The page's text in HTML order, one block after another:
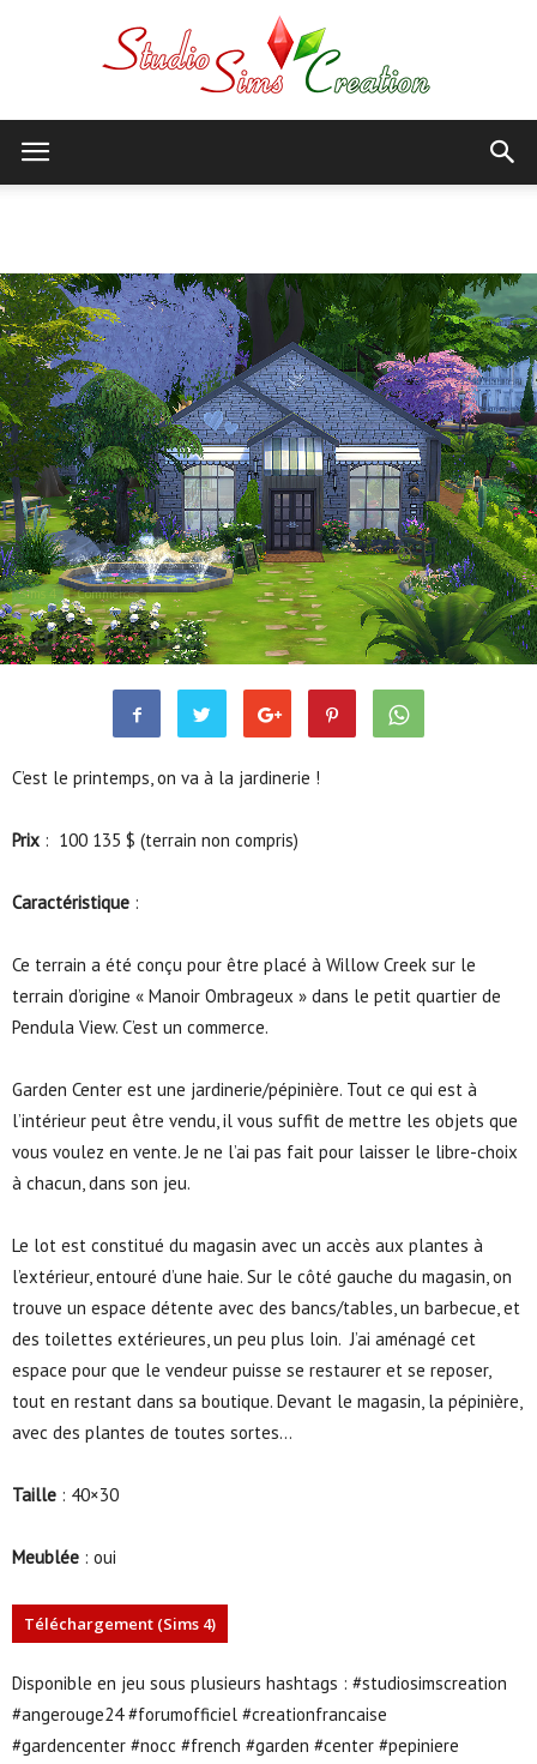
Creation
Sims 4 Commerces
Garden Center
C’est le printemps, on va à la jardinerie !
Prix : 100 135 $ (terrain non compris)
Caractéristique :
Ce terrain a été conçu pour être placé à Willow Creek sur le
terrain d’origine « Manoir Ombrageux » dans le petit quartier de
Pendula View. C’est un commerce.
Garden Center est une jardinerie/pépinière. Tout ce qui est à
l’intérieur peut être vendu, il vous suffit de mettre les objets que
vous voulez en vente. Je ne l’ai pas fait pour laisser le libre-choix
à chacun, dans son jeu.
Le lot est constitué du magasin avec un accès aux plantes à
l’extérieur, entouré d’une haie. Sur le côté gauche du magasin, on
trouve un espace détente avec des bancs/tables, un barbecue, et
des toilettes extérieures, un peu plus loin. J’ai aménagé cet
espace pour que le vendeur puisse se restaurer et se reposer,
tout en restant dans sa boutique. Devant le magasin, la pépinière,
avec des plantes de toutes sortes…
Taille : 40×30
Meublée : oui
Téléchargement (Sims 4)
Disponible en jeu sous plusieurs hashtags : #studiosimscreation
#angerouge24 #forumofficiel #creationfrancaise
#gardencenter #nocc #french #garden #center #pepiniere